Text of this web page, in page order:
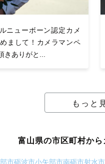
ニューボーン認定カメ
まして！カメラマンペ
きありがと...
もっと
富山県の市区町村か
市砺波市小矢部市南砺市射水市